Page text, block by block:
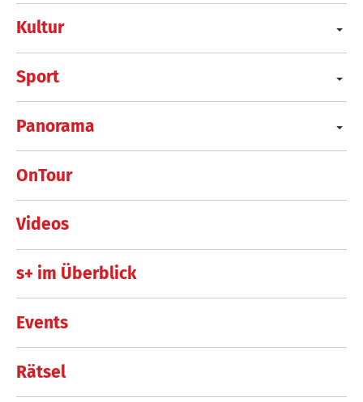
Kultur
Sport
Panorama
OnTour
Videos
s+ im Überblick
Events
Rätsel